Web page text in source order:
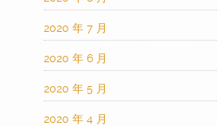
2020 年 7 月
2020 年 6 月
2020 年 5 月
2020 年 4 月